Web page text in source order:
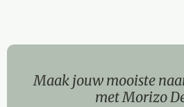
Maak jouw mooiste
met Morizo